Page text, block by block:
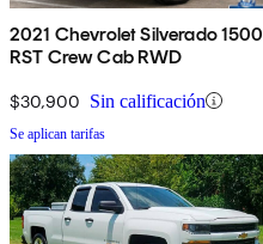
2021 Chevrolet Silverado 1500
RST Crew Cab RWD
$30,900 Sin calificación
Se aplican tarifas